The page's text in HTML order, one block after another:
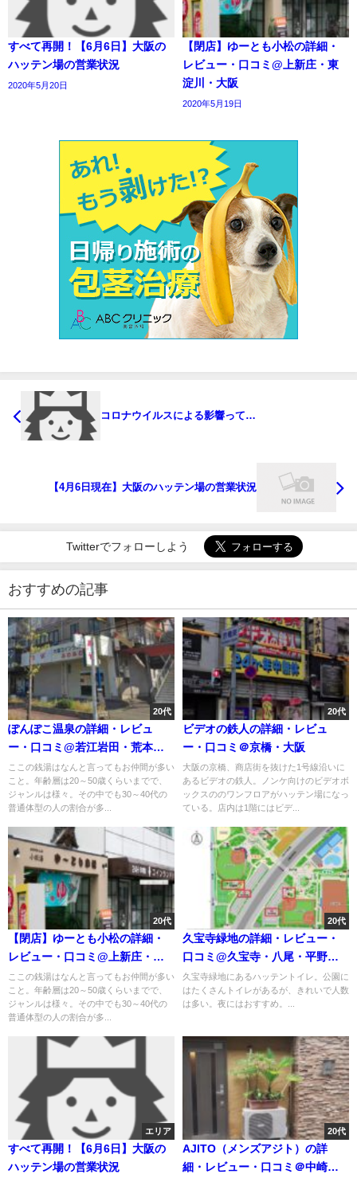
すべて再開！【6月6日】大阪の
ハッテン場の営業状況
2020年5月20日
【閉店】ゆーとも小松の詳細・
レビュー・口コミ@上新庄・東
淀川・大阪
2020年5月19日
コロナウイルスによる影響って…
【4月6日現在】大阪のハッテン場の営業状況
Twitterでフォローしよう
おすすめの記事
20代
ぽんぽこ温泉の詳細・レビュ
ー・口コミ@若江岩田・荒本・
東大阪・大阪
ここの銭湯はなんと言ってもお仲間が多い
こと。年齢層は20～50歳くらいまでで、
ジャンルは様々。その中でも30～40代の
普通体型の人の割合が多...
20代
ビデオの鉄人の詳細・レビュ
ー・口コミ＠京橋・大阪
大阪の京橋、商店街を抜けた1号線沿いに
あるビデオの鉄人。ノンケ向けのビデオボ
ックスののワンフロアがハッテン場になっ
ている。店内は1階にはビデ...
20代
【閉店】ゆーとも小松の詳細・
レビュー・口コミ@上新庄・東
淀川・大阪
ここの銭湯はなんと言ってもお仲間が多い
こと。年齢層は20～50歳くらいまでで、
ジャンルは様々。その中でも30～40代の
普通体型の人の割合が多...
20代
久宝寺緑地の詳細・レビュー・
口コミ@久宝寺・八尾・平野・
大阪
久宝寺緑地にあるハッテントイレ。公園に
はたくさんトイレがあるが、きれいで人数
は多い。夜にはおすすめ。...
エリア
すべて再開！【6月6日】大阪の
ハッテン場の営業状況
20代
AJITO（メンズアジト）の詳
細・レビュー・口コミ＠中崎